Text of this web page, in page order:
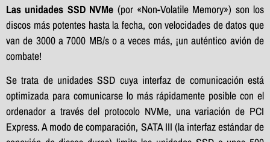
Las unidades SSD NVMe (por «Non-Volatile Memory») son los
discos más potentes hasta la fecha, con velocidades de datos que
van de 3000 a 7000 MB/s o a veces más, ¡un auténtico avión de
combate!
Se trata de unidades SSD cuya interfaz de comunicación está
optimizada para comunicarse lo más rápidamente posible con el
ordenador a través del protocolo NVMe, una variación de PCI
Express. A modo de comparación, SATA III (la interfaz estándar de